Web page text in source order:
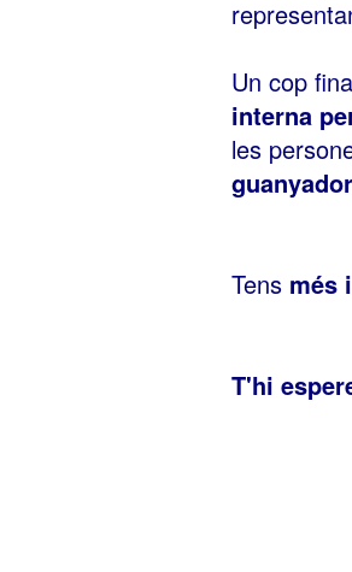
Un cop
interna
les
Tens més
T'hi